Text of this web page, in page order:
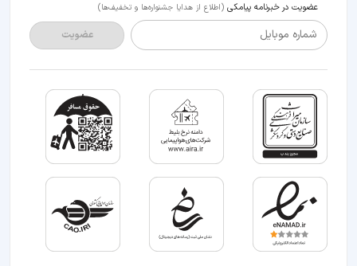
عضویت در خبرنامه پیامکی (اطلاع از هدایا جشنواره‌ها و تخفیف‌ها)
شماره موبایل عضویت